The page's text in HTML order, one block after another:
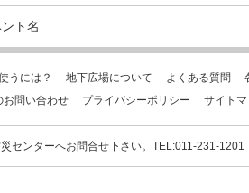
ト名
うには？ 地下広場について よくある質問
お問い合わせ プライバシーポリシー サイト
センターへお問合せ下さい。TEL:011-231-1201